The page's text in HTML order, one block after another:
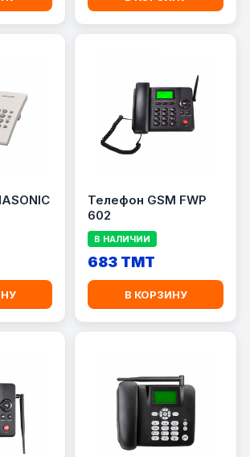
Телефон GSM FWP
602
В НАЛИЧИИ
683 TMT
В КОРЗИНУ